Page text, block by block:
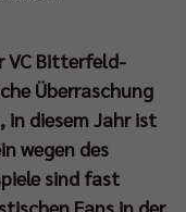
VC Bitterfeld-
Überraschung
in diesem Jahr ist
wegen des
sind fast
Fans in der